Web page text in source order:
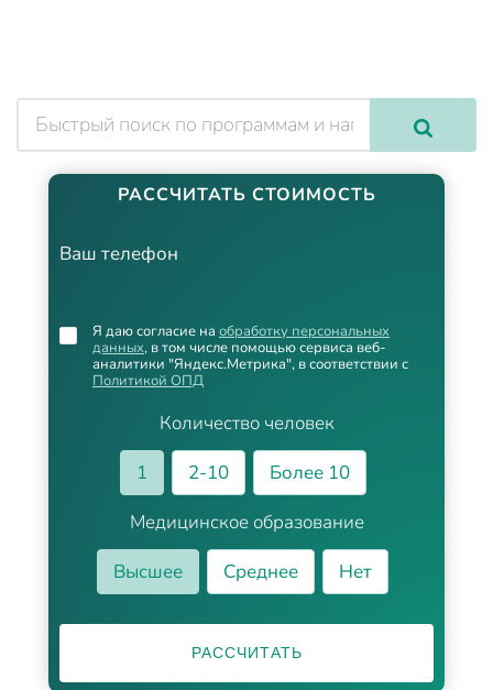
РАССЧИТАТЬ СТОИМОСТЬ
Ваш телефон
Количество человек
1
2-10
Более 10
Медицинское образование
Высшее
Среднее Нет
Я даю согласие на обработку персональных
данных, в том числе помощью сервиса веб-
аналитики "Яндекс.Метрика", в соответствии с
Политикой ОПД
РАССЧИТАТЬ